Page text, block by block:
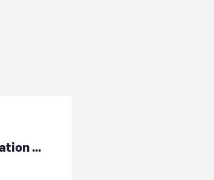
Charge Point Charging Station @ Toyota of Palestine